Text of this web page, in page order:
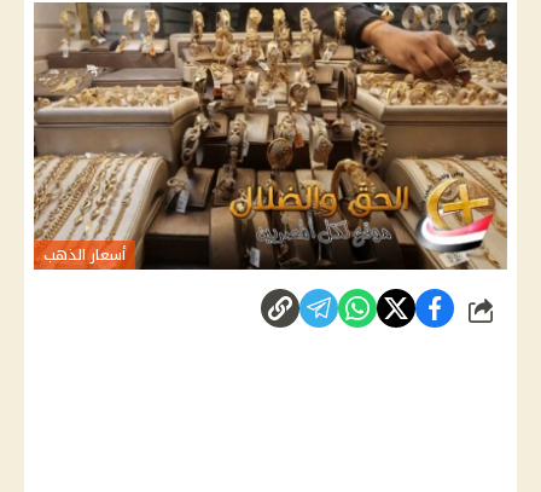
أسعار الذهب
شارك